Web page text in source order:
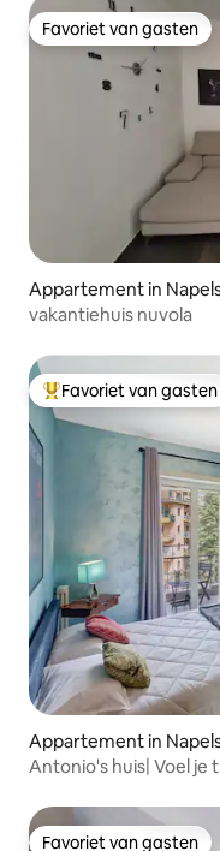
Favoriet van gasten
Favoriet van gasten
Appartement in
vakantiehuis nuvola
Topfavoriet van
Favoriet van gasten
Appartement in
Antonio's huis| Voel je
Favoriet van gasten